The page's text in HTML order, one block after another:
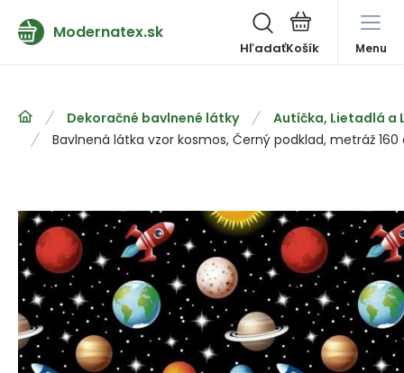
Modernatex.sk
Hľadať Menu
Dekoračné bavlnené látky
Autíčka, Lietadlá a
Bavlnená látka vzor kosmos, Černý podklad, metráž